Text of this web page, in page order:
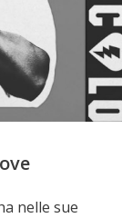
nelle sue